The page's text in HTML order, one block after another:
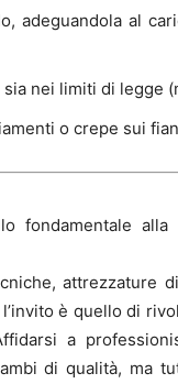
adeguandola al
nei limiti di legge
o crepe sui
fondamentale alla
attrezzature
è quello di
a
di qualità, ma